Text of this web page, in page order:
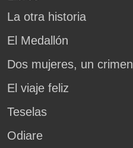
La otra historia
El Medallón
Dos mujeres, un crimen
El viaje feliz
Teselas
Odiare